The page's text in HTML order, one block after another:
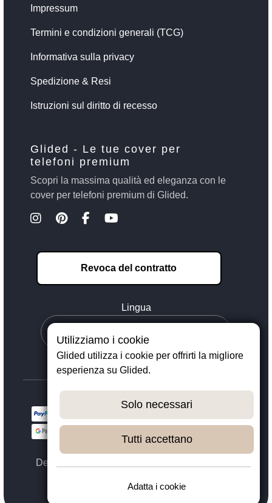
Impressum
Termini e condizioni generali (TCG)
Informativa sulla privacy
Spedizione & Resi
Istruzioni sul diritto di recesso
Glided - Le tue cover per
telefoni premium
Scopri la massima qualità ed eleganza con le
cover per telefoni premium di Glided.
Revoca del contratto
Lingua
Designed with ❤️ in Dortmund - © 2023 - 2026,
Utilizziamo i cookie
Glided utilizza i cookie per offrirti la migliore
esperienza su Glided.
Solo necessari
Tutti accettano
Adatta i cookie